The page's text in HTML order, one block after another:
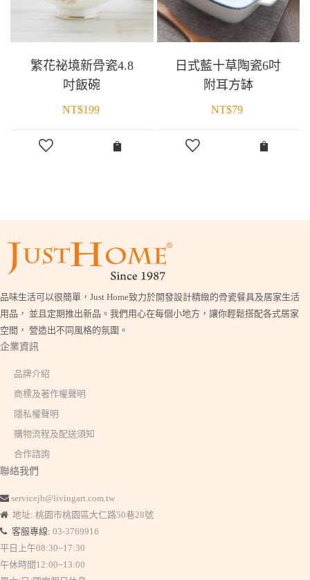
繁花祕境新骨瓷4.8
吋飯碗
NT$199
日式藍十草陶瓷6吋
附耳方缽
NT$79
品味生活可以很簡單，Just Home致力於開發設計精緻的骨瓷餐具及居家生活
用品， 並且定期推出新品。我們用心在每個小地方，讓你輕鬆搭配各式居家
空間， 營造出不同風格的氛圍。
企業資訊
品牌介紹
商標及著作權聲明
隱私權聲明
購物流程及配送須知
合作諮詢
聯絡我們
servicejh@livingart.com.tw
地址: 桃園市桃園區大仁路50巷28號
客服專線: 03-3769916
平日上午08:30~17:30
午休時間12:00~13:00